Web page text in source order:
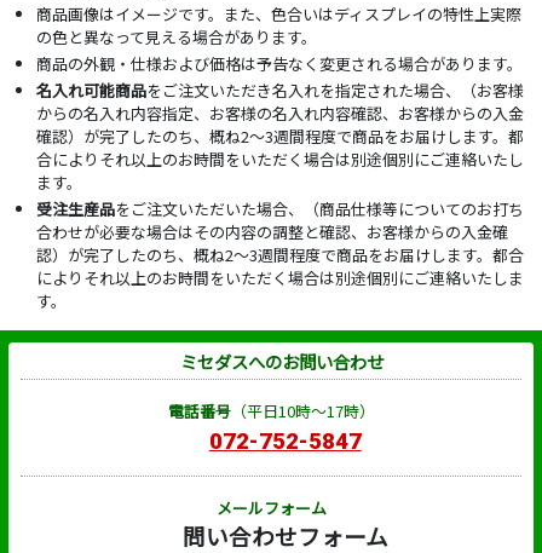
商品画像はイメージです。また、色合いはディスプレイの特性上実際
の色と異なって見える場合があります。
商品の外観・仕様および価格は予告なく変更される場合があります。
名入れ可能商品をご注文いただき名入れを指定された場合、（お客様
からの名入れ内容指定、お客様の名入れ内容確認、お客様からの入金
確認）が完了したのち、概ね2～3週間程度で商品をお届けします。都
合によりそれ以上のお時間をいただく場合は別途個別にご連絡いたし
ます。
受注生産品をご注文いただいた場合、（商品仕様等についてのお打ち
合わせが必要な場合はその内容の調整と確認、お客様からの入金確
認）が完了したのち、概ね2～3週間程度で商品をお届けします。都合
によりそれ以上のお時間をいただく場合は別途個別にご連絡いたしま
す。
ミセダスへのお問い合わせ
電話番号（平日10時～17時）
072-752-5847
メールフォーム
問い合わせフォーム